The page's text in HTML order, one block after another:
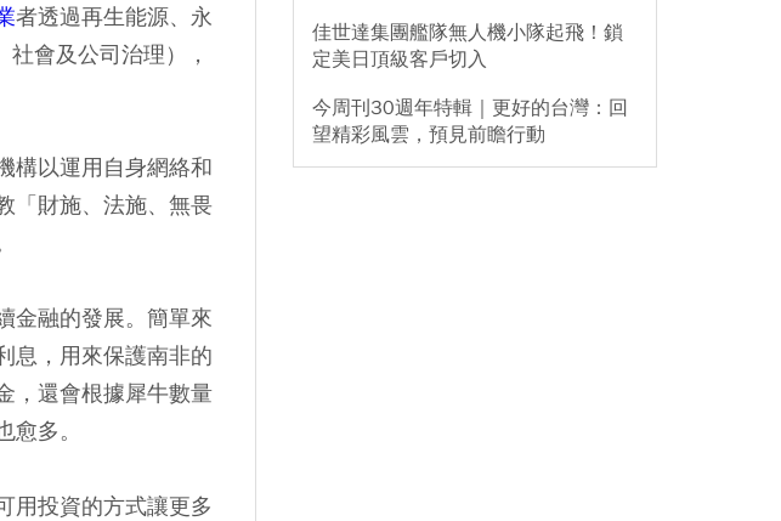
者透過再生能源、永
會及公司治理），
構以運用自身網絡和
「財施、法施、無畏
金融的發展。簡單來
息，用來保護南非的
，還會根據犀牛數量
多。
用投資的方式讓更多
佳世達集團艦隊無人機小隊起飛！鎖
定美日頂級客戶切入
今周刊30週年特輯｜更好的台灣：回
望精彩風雲，預見前瞻行動